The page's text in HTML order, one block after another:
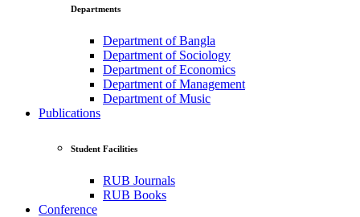
Departments
Department of Bangla
Department of Sociology
Department of Economics
Department of Management
Department of Music
Publications
Student Facilities
RUB Journals
RUB Books
Conference